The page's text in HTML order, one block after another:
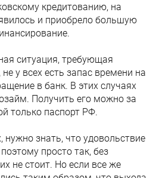
кредитованию, на
и приобрело большую
ситуация, требующая
у всех есть запас времени на
в банк. В этих случаях
Получить его можно за
только паспорт РФ.
знать, что удовольствие
просто так, без
не стоит. Но если все же